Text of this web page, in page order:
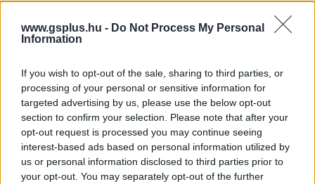
www.gsplus.hu - Do Not Process My Personal
Information
If you wish to opt-out of the sale, sharing to third parties, or
processing of your personal or sensitive information for
targeted advertising by us, please use the below opt-out
section to confirm your selection. Please note that after your
opt-out request is processed you may continue seeing
interest-based ads based on personal information utilized by
us or personal information disclosed to third parties prior to
your opt-out. You may separately opt-out of the further
Négy remek játékot nyúzhatsz
teljesen ingyen a hétvégén a
Steamen